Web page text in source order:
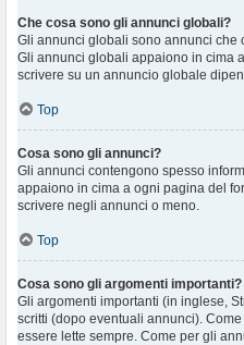
Che cosa sono gli annunci globali?
Gli annunci globali sono annunci che
Gli annunci globali appaiono in cima
scrivere su un annuncio globale
Top
Cosa sono gli annunci?
Gli annunci contengono spesso
appaiono in cima a ogni pagina del
scrivere negli annunci o meno.
Top
Cosa sono gli argomenti importanti?
Gli argomenti importanti (in inglese,
scritti (dopo eventuali annunci).
essere lette sempre. Come per gli